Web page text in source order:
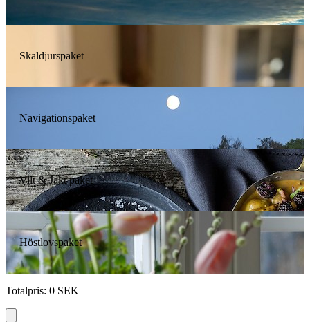
Skaldjurspaket
Navigationspaket
Vilt & Jakt paket
Höstlovspaket
Totalpris: 0 SEK